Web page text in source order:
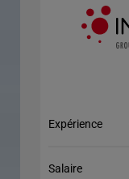
Expérience
Salaire